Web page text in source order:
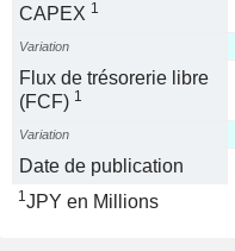
CAPEX 1
Variation
Flux de trésorerie libre
(FCF) 1
Variation
Date de publication
1JPY en Millions